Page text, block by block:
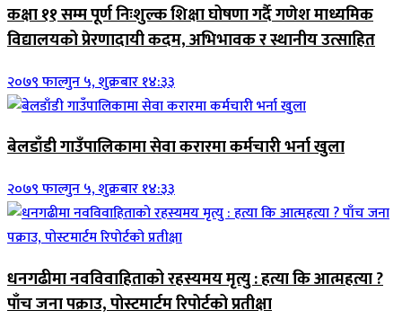
कक्षा ११ सम्म पूर्ण निःशुल्क शिक्षा घोषणा गर्दै गणेश माध्यमिक
विद्यालयको प्रेरणादायी कदम, अभिभावक र स्थानीय उत्साहित
२०७९ फाल्गुन ५, शुक्रबार १४:३३
बेलडाँडी गाउँपालिकामा सेवा करारमा कर्मचारी भर्ना खुला
२०७९ फाल्गुन ५, शुक्रबार १४:३३
धनगढीमा नवविवाहिताको रहस्यमय मृत्यु : हत्या कि आत्महत्या ?
पाँच जना पक्राउ, पोस्टमार्टम रिपोर्टको प्रतीक्षा